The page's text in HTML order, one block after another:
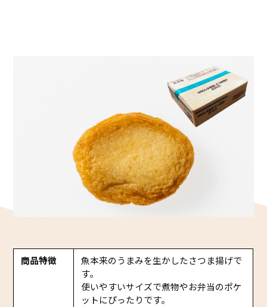
リニューアル中
商品特徴
魚本来のうまみを生かしたさつま揚げで
す。
使いやすいサイズで煮物やお弁当のポケ
ットにぴったりです。